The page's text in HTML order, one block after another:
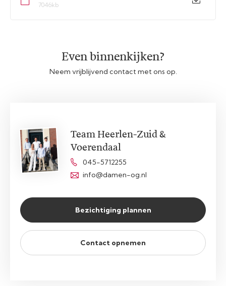
7046kb
Even binnenkijken?
Neem vrijblijvend contact met ons op.
Team Heerlen-Zuid &
Voerendaal
045-5712255
info@damen-og.nl
Bezichtiging plannen
Contact opnemen